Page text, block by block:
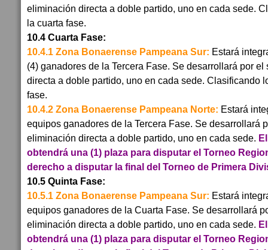
eliminación directa a doble partido, uno en cada sede.
la cuarta fase.
10.4 Cuarta Fase:
10.4.1 Zona Bonaerense Pampeana Sur: Estará
(4) ganadores de la Tercera Fase. Se desarrollará por
directa a doble partido, uno en cada sede. Clasificando
fase.
10.4.2 Zona Bonaerense Pampeana Norte: Estará
equipos ganadores de la Tercera Fase. Se desarrollará
eliminación directa a doble partido, uno en cada sede.
obtendrá una (1) plaza para disputar el Torneo
derecho a disputar la final del Torneo de Primera
10.5 Quinta Fase:
10.5.1 Zona Bonaerense Pampeana Sur: Estará
equipos ganadores de la Cuarta Fase. Se desarrollará
eliminación directa a doble partido, uno en cada sede.
obtendrá una (1) plaza para disputar el Torneo